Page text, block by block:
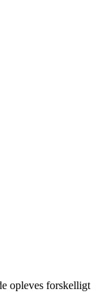
opleves forskelligt